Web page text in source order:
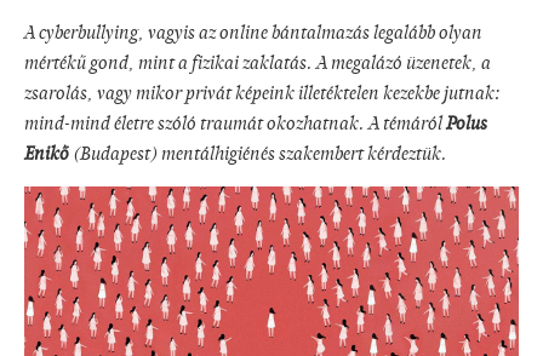
A cyberbullying, vagyis az online bántalmazás legalább olyan
mértékű gond, mint a fizikai zaklatás. A megalázó üzenetek, a
zsarolás, vagy mikor privát képeink illetéktelen kezekbe jutnak:
mind-mind életre szóló traumát okozhatnak. A témárólPolus
Enikő (Budapest) mentálhigiénés szakembert kérdeztük.